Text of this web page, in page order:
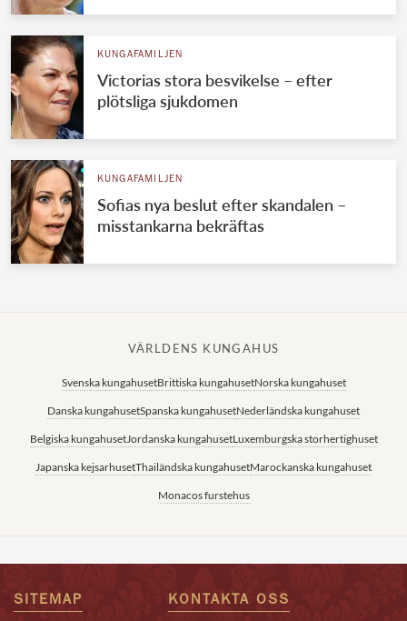
KUNGAFAMILJEN
Victorias stora besvikelse – efter
plötsliga sjukdomen
KUNGAFAMILJEN
Sofias nya beslut efter skandalen –
misstankarna bekräftas
VÄRLDENS KUNGAHUS
Svenska kungahusetBrittiska kungahusetNorska kungahuset
Danska kungahusetSpanska kungahusetNederländska kungahuset
Belgiska kungahusetJordanska kungahusetLuxemburgska storhertighuset
Japanska kejsarhusetThailändska kungahusetMarockanska kungahuset
Monacos furstehus
SITEMAP KONTAKTA OSS